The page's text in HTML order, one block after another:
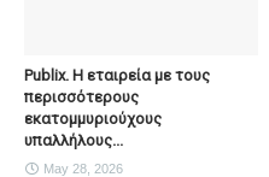
Publix. Η εταιρεία με τους
περισσότερους
εκατομμυριούχους
υπαλλήλους...
May 28, 2026